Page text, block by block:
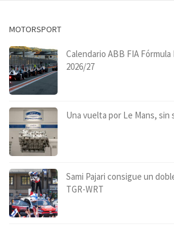
MOTORSPORT
Calendario ABB FIA
2026/27
Una vuelta por Le Mans, sin
Sami Pajari consigue un
TGR-WRT